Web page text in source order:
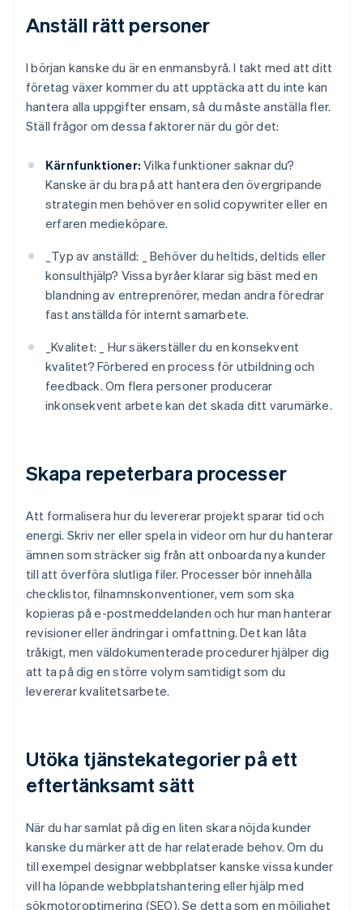
Anställ rätt personer
I början kanske du är en enmansbyrå. I takt med att ditt
företag växer kommer du att upptäcka att du inte kan
hantera alla uppgifter ensam, så du måste anställa fler.
Ställ frågor om dessa faktorer när du gör det:
Kärnfunktioner: Vilka funktioner saknar du?
Kanske är du bra på att hantera den övergripande
strategin men behöver en solid copywriter eller en
erfaren medieköpare.
Typ av anställd: _
Behöver du heltids, deltids eller
konsulthjälp? Vissa byråer klarar sig bäst med en
blandning av entreprenörer, medan andra föredrar
fast anställda för internt samarbete.
_Kvalitet: _
Hur säkerställer du en konsekvent
kvalitet? Förbered en process för utbildning och
feedback. Om flera personer producerar
inkonsekvent arbete kan det skada ditt varumärke.
Skapa repeterbara processer
Att formalisera hur du levererar projekt sparar tid och
energi. Skriv ner eller spela in videor om hur du hanterar
ämnen som sträcker sig från att onboarda nya kunder
till att överföra slutliga filer. Processer bör innehålla
checklistor, filnamnskonventioner, vem som ska
kopieras på e-postmeddelanden och hur man hanterar
revisioner eller ändringar i omfattning. Det kan låta
tråkigt, men väldokumenterade procedurer hjälper dig
att ta på dig en större volym samtidigt som du
levererar kvalitetsarbete.
Utöka tjänstekategorier på ett
eftertänksamt sätt
När du har samlat på dig en liten skara nöjda kunder
kanske du märker att de har relaterade behov. Om du
till exempel designar webbplatser kanske vissa kunder
vill ha löpande webbplatshantering eller hjälp med
sökmotoroptimering (SEO). Se detta som en möjlighet